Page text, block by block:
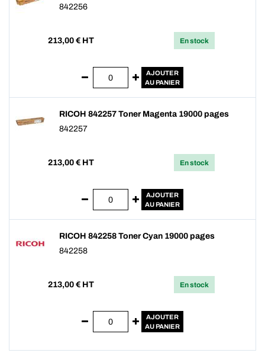
842256
213,00 € HT En stock
AJOUTER
AU PANIER
RICOH 842257 Toner Magenta 19000 pages
842257
213,00 € HT En stock
AJOUTER
AU PANIER
RICOH 842258 Toner Cyan 19000 pages
842258
213,00 € HT En stock
AJOUTER
AU PANIER